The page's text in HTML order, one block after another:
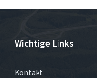
Wichtige Links
Kontakt